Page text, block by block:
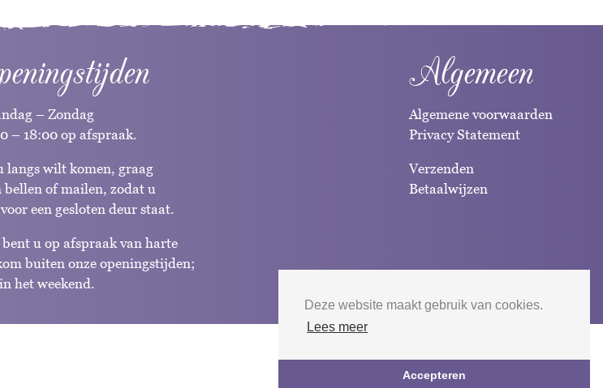
Deze website maakt gebruik van cookies.
Lees meer
Accepteren
– Zondag
– 18:00 op afspraak.
langs wilt komen, graag
bellen of mailen, zodat u
een gesloten deur staat.
u op afspraak van harte
buiten onze openingstijden;
het weekend.
Algemeen
Algemene voorwaarden
Privacy Statement
Verzenden
Betaalwijzen